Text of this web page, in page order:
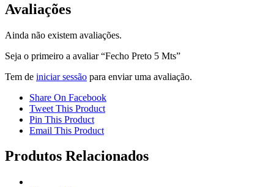
Avaliações
Ainda não existem avaliações.
Seja o primeiro a avaliar “Fecho Preto 5 Mts”
Tem de iniciar sessão para enviar uma avaliação.
Share On Facebook
Tweet This Product
Pin This Product
Email This Product
Produtos Relacionados